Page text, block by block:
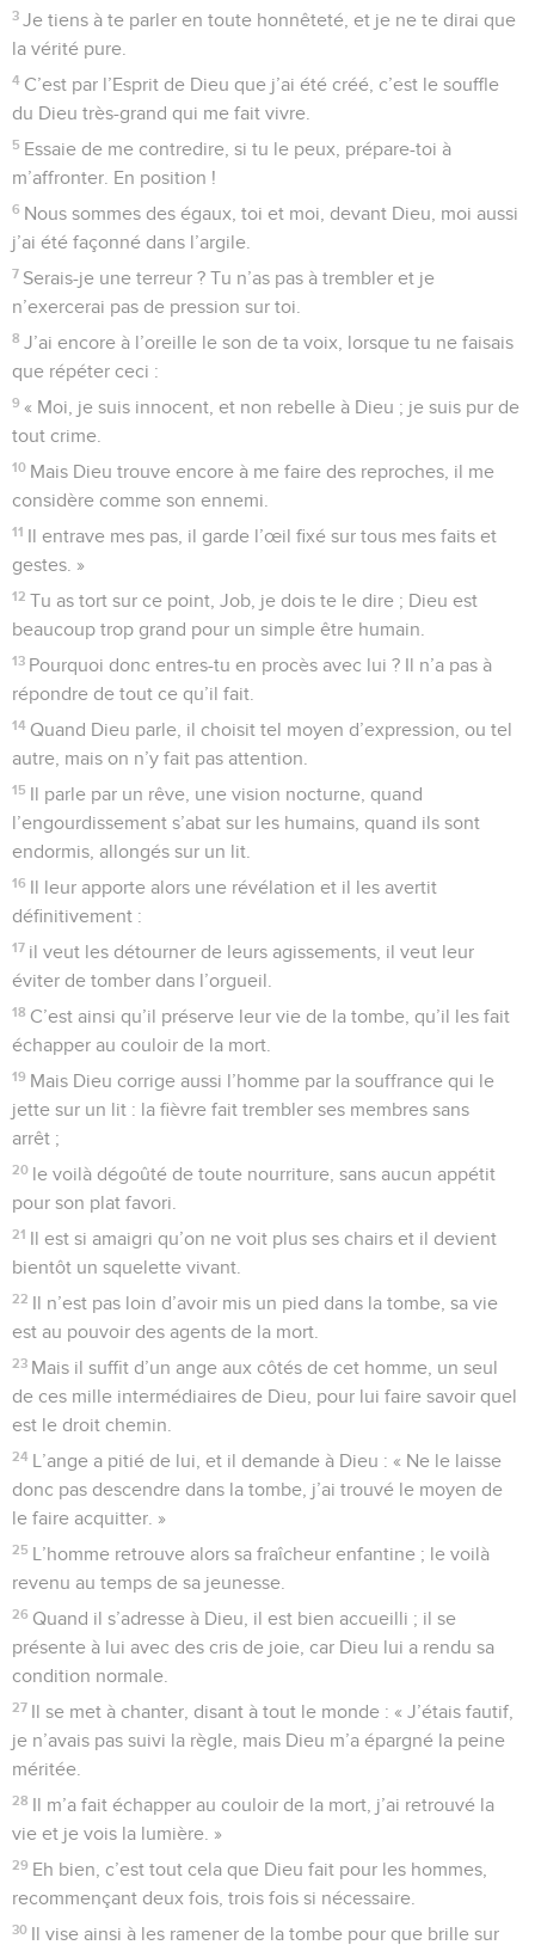
3 Je tiens à te parler en toute honnêteté, et je ne te dirai que
la vérité pure.
4 C’est par l’Esprit de Dieu que j’ai été créé, c’est le souffle
du Dieu très-grand qui me fait vivre.
5 Essaie de me contredire, si tu le peux, prépare-toi à
m’affronter. En position !
6 Nous sommes des égaux, toi et moi, devant Dieu, moi aussi
j’ai été façonné dans l’argile.
7 Serais-je une terreur ? Tu n’as pas à trembler et je
n’exercerai pas de pression sur toi.
8 J’ai encore à l’oreille le son de ta voix, lorsque tu ne faisais
que répéter ceci :
9 « Moi, je suis innocent, et non rebelle à Dieu ; je suis pur de
tout crime.
10 Mais Dieu trouve encore à me faire des reproches, il me
considère comme son ennemi.
11 Il entrave mes pas, il garde l’œil fixé sur tous mes faits et
gestes. »
12 Tu as tort sur ce point, Job, je dois te le dire ; Dieu est
beaucoup trop grand pour un simple être humain.
13 Pourquoi donc entres-tu en procès avec lui ? Il n’a pas à
répondre de tout ce qu’il fait.
14 Quand Dieu parle, il choisit tel moyen d’expression, ou tel
autre, mais on n’y fait pas attention.
15 Il parle par un rêve, une vision nocturne, quand
l’engourdissement s’abat sur les humains, quand ils sont
endormis, allongés sur un lit.
16 Il leur apporte alors une révélation et il les avertit
définitivement :
17 il veut les détourner de leurs agissements, il veut leur
éviter de tomber dans l’orgueil.
18 C’est ainsi qu’il préserve leur vie de la tombe, qu’il les fait
échapper au couloir de la mort.
19 Mais Dieu corrige aussi l’homme par la souffrance qui le
jette sur un lit : la fièvre fait trembler ses membres sans
arrêt ;
20 le voilà dégoûté de toute nourriture, sans aucun appétit
pour son plat favori.
21 Il est si amaigri qu’on ne voit plus ses chairs et il devient
bientôt un squelette vivant.
22 Il n’est pas loin d’avoir mis un pied dans la tombe, sa vie
est au pouvoir des agents de la mort.
23 Mais il suffit d’un ange aux côtés de cet homme, un seul
de ces mille intermédiaires de Dieu, pour lui faire savoir quel
est le droit chemin.
24 L’ange a pitié de lui, et il demande à Dieu : « Ne le laisse
donc pas descendre dans la tombe, j’ai trouvé le moyen de
le faire acquitter. »
25 L’homme retrouve alors sa fraîcheur enfantine ; le voilà
revenu au temps de sa jeunesse.
26 Quand il s’adresse à Dieu, il est bien accueilli ; il se
présente à lui avec des cris de joie, car Dieu lui a rendu sa
condition normale.
27 Il se met à chanter, disant à tout le monde : « J’étais fautif,
je n’avais pas suivi la règle, mais Dieu m’a épargné la peine
méritée.
28 Il m’a fait échapper au couloir de la mort, j’ai retrouvé la
vie et je vois la lumière. »
29 Eh bien, c’est tout cela que Dieu fait pour les hommes,
recommençant deux fois, trois fois si nécessaire.
30 Il vise ainsi à les ramener de la tombe pour que brille sur